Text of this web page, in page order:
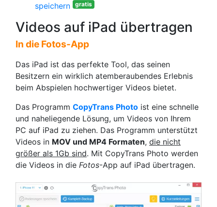
speichern
gratis
Videos auf iPad übertragen
In die Fotos-App
Das iPad ist das perfekte Tool, das seinen
Besitzern ein wirklich atemberaubendes Erlebnis
beim Abspielen hochwertiger Videos bietet.
Das Programm CopyTrans Photo ist eine schnelle
und naheliegende Lösung, um Videos von Ihrem
PC auf iPad zu ziehen. Das Programm unterstützt
Videos in MOV und MP4 Formaten, die nicht
größer als 1Gb sind. Mit CopyTrans Photo werden
die Videos in die Fotos-App auf iPad übertragen.